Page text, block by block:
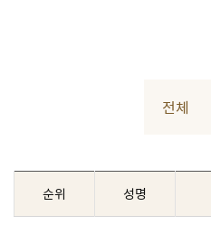
전체
순위 성명